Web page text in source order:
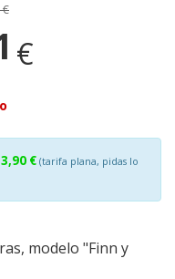
€
€
3,90 € (tarifa plana, pidas lo
modelo "Finn y